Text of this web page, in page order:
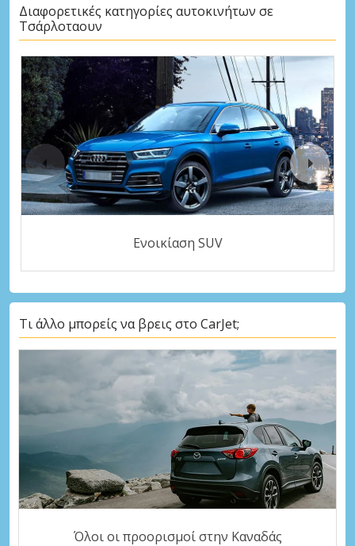
Διαφορετικές κατηγορίες αυτοκινήτων σε
Τσάρλοταουν
Ενοικίαση SUV
Τι άλλο μπορείς να βρεις στο CarJet;
Όλοι οι προορισμοί στην Καναδάς